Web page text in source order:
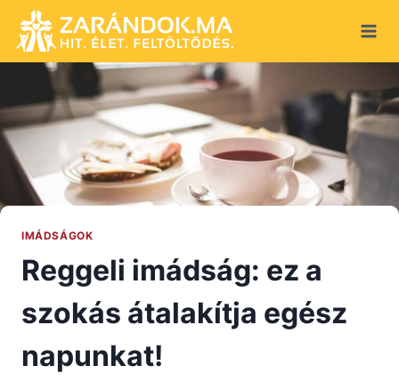
content
IMÁDSÁGOK
Reggeli imádság: ez a
szokás átalakítja egész
napunkat!